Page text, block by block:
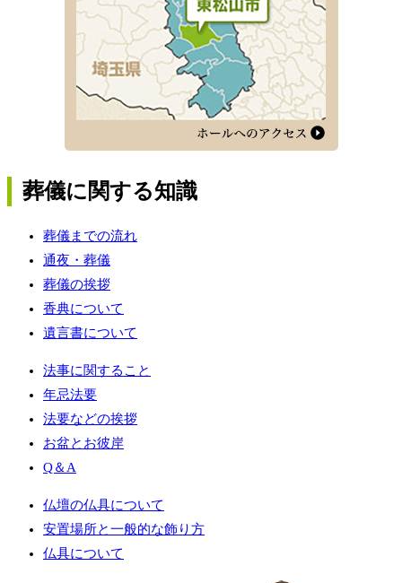
し
ま
す。
葬儀に関する知識
葬儀までの流れ
通夜・葬儀
葬儀の挨拶
香典について
遺言書について
法事に関すること
年忌法要
法要などの挨拶
お盆とお彼岸
Q＆A
仏壇の仏具について
安置場所と一般的な飾り方
仏具について